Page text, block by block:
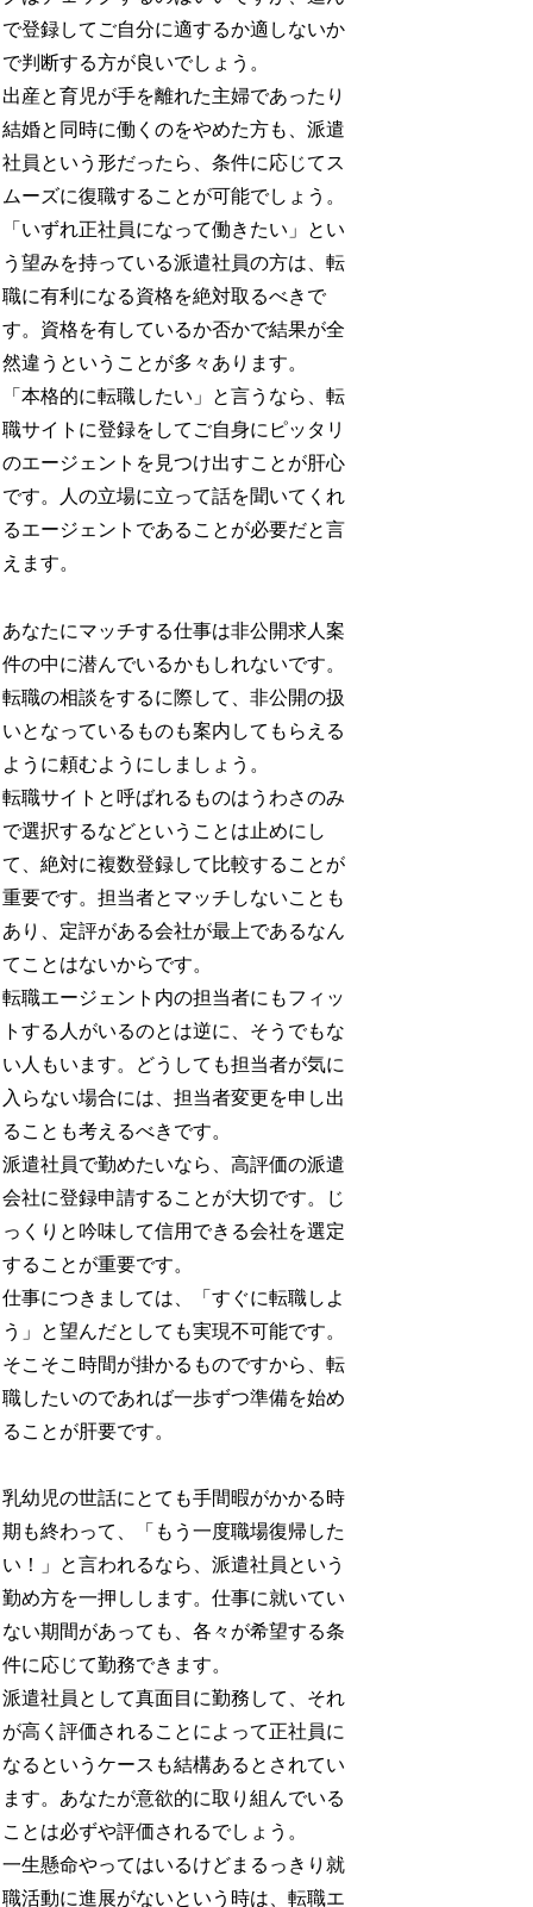
で登録してご自分に適するか適しないか
で判断する方が良いでしょう。
出産と育児が手を離れた主婦であったり
結婚と同時に働くのをやめた方も、派遣
社員という形だったら、条件に応じてス
ムーズに復職することが可能でしょう。
「いずれ正社員になって働きたい」とい
う望みを持っている派遣社員の方は、転
職に有利になる資格を絶対取るべきで
す。資格を有しているか否かで結果が全
然違うということが多々あります。
「本格的に転職したい」と言うなら、転
職サイトに登録をしてご自身にピッタリ
のエージェントを見つけ出すことが肝心
です。人の立場に立って話を聞いてくれ
るエージェントであることが必要だと言
えます。
あなたにマッチする仕事は非公開求人案
件の中に潜んでいるかもしれないです。
転職の相談をするに際して、非公開の扱
いとなっているものも案内してもらえる
ように頼むようにしましょう。
転職サイトと呼ばれるものはうわさのみ
で選択するなどということは止めにし
て、絶対に複数登録して比較することが
重要です。担当者とマッチしないことも
あり、定評がある会社が最上であるなん
てことはないからです。
転職エージェント内の担当者にもフィッ
トする人がいるのとは逆に、そうでもな
い人もいます。どうしても担当者が気に
入らない場合には、担当者変更を申し出
ることも考えるべきです。
派遣社員で勤めたいなら、高評価の派遣
会社に登録申請することが大切です。じ
っくりと吟味して信用できる会社を選定
することが重要です。
仕事につきましては、「すぐに転職しよ
う」と望んだとしても実現不可能です。
そこそこ時間が掛かるものですから、転
職したいのであれば一歩ずつ準備を始め
ることが肝要です。
乳幼児の世話にとても手間暇がかかる時
期も終わって、「もう一度職場復帰した
い！」と言われるなら、派遣社員という
勤め方を一押しします。仕事に就いてい
ない期間があっても、各々が希望する条
件に応じて勤務できます。
派遣社員として真面目に勤務して、それ
が高く評価されることによって正社員に
なるというケースも結構あるとされてい
ます。あなたが意欲的に取り組んでいる
ことは必ずや評価されるでしょう。
一生懸命やってはいるけどまるっきり就
職活動に進展がないという時は、転職エ